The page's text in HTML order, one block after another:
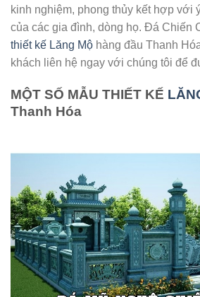
kinh nghiệm, phong thủy kết hợp với
của các gia đình, dòng họ. Đá Chiến
thiết kế Lăng Mộ hàng đầu Thanh
khách liên hệ ngay với chúng tôi để
MỘT SỐ MẪU THIẾT KẾ
Thanh Hóa